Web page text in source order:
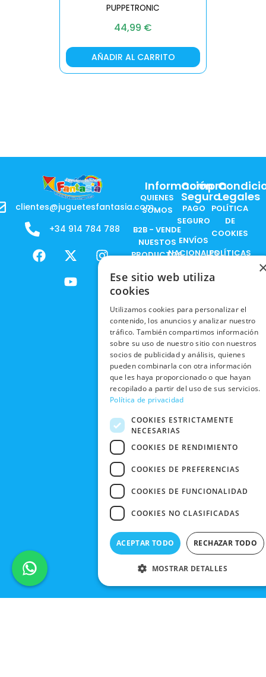
PUPPETRONIC
44,99 €
AÑADIR AL CARRITO
clientes@juguetesfantasia.com
+34 914 784 788
F
a
X
-
t
w
I
n
m
Y
o
u
t
Información
QUIENES
SOMOS
B2B - VENDE
NUESTOS
PRODUCTOS
RESPONSABILIDAD
SOCIAL
TRABAJA
CON
NOSOTROS
NUESTRAS
TIENDAS
BLACK
FRIDAY
CONTACTO
Compra
Segura
PAGO
SEGURO
ENVÍOS
NACIONALES
ENVÍOS
INTERNACIONALES
EN TIENDA
DEVOLUCIONES
Y CAMBIOS
CANCELAR
PEDIDO
Legales
POLÍTICA
DE
COOKIES
POLÍTICAS
PRIVACIDAD
POLÍTICA DE
PRIVACIDAD
CONDICIONES
DE COMPRA
Ese sitio web utiliza
cookies
Utilizamos cookies para personalizar el
contenido, los anuncios y analizar nuestro
tráfico. También compartimos información
sobre su uso de nuestro sitio con nuestros
socios de publicidad y análisis, quienes
pueden combinarla con otra información
que les haya proporcionado o que hayan
recopilado a partir del uso de sus servicios.
Política de privacidad
COOKIES ESTRICTAMENTE
NECESARIAS
COOKIES DE RENDIMIENTO
COOKIES DE PREFERENCIAS
COOKIES DE FUNCIONALIDAD
COOKIES NO CLASIFICADAS
ACEPTAR TODO RECHAZAR TODO
MOSTRAR DETALLES